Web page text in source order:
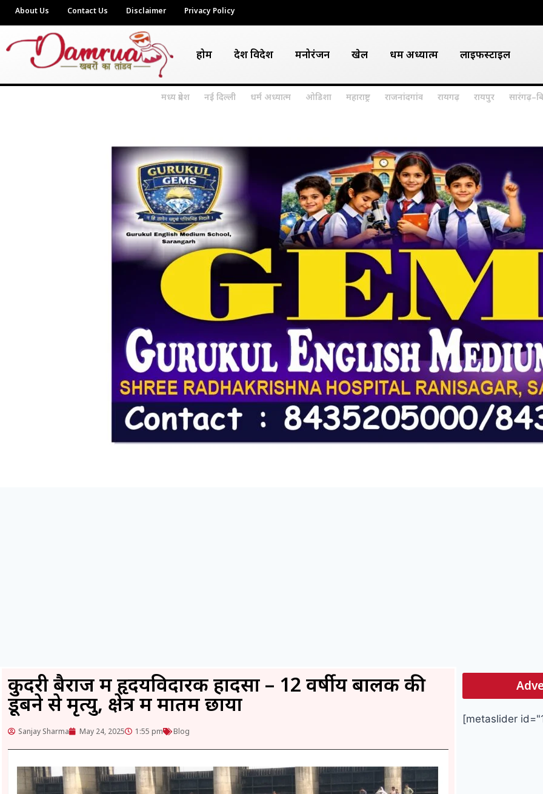
About Us Contact Us Disclaimer Privacy Policy
होम देश विदेश मनोरंजन खेल धर्म अध्यात्म लाइफस्टाइल
मध्य प्रदेश नई दिल्ली धर्म अध्यात्म ओडिशा महाराष्ट्र राजनांदगांव रायगढ़ रायपुर
कुदरी बैराज में हृदयविदारक हादसा – 12 वर्षीय बालक की
डूबने से मृत्यु, क्षेत्र में मातम छाया
Sanjay Sharma May 24, 2025 1:55 pm Blog
[metaslider